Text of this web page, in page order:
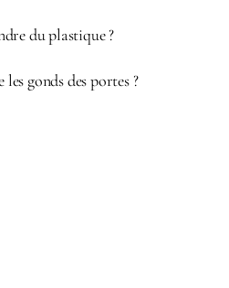
du plastique ?
gonds des portes ?